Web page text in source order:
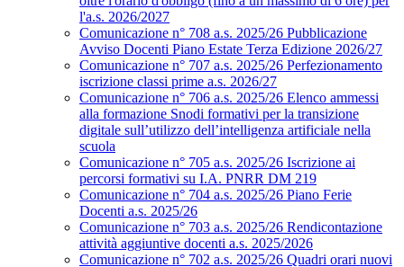
l'a.s. 2026/2027
Comunicazione n° 708 a.s. 2025/26 Pubblicazione
Avviso Docenti Piano Estate Terza Edizione 2026/27
Comunicazione n° 707 a.s. 2025/26 Perfezionamento
iscrizione classi prime a.s. 2026/27
Comunicazione n° 706 a.s. 2025/26 Elenco ammessi
alla formazione Snodi formativi per la transizione
digitale sull’utilizzo dell’intelligenza artificiale nella
scuola
Comunicazione n° 705 a.s. 2025/26 Iscrizione ai
percorsi formativi su I.A. PNRR DM 219
Comunicazione n° 704 a.s. 2025/26 Piano Ferie
Docenti a.s. 2025/26
Comunicazione n° 703 a.s. 2025/26 Rendicontazione
attività aggiuntive docenti a.s. 2025/2026
Comunicazione n° 702 a.s. 2025/26 Quadri orari nuovi